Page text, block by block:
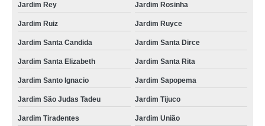
Jardim Rey Jardim Rosinha
Jardim Ruiz Jardim Ruyce
Jardim Santa Candida Jardim Santa Dirce
Jardim Santa Elizabeth Jardim Santa Rita
Jardim Santo Ignacio Jardim Sapopema
Jardim São Judas Tadeu Jardim Tijuco
Jardim Tiradentes Jardim União